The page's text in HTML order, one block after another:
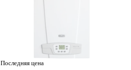
Последняя цена